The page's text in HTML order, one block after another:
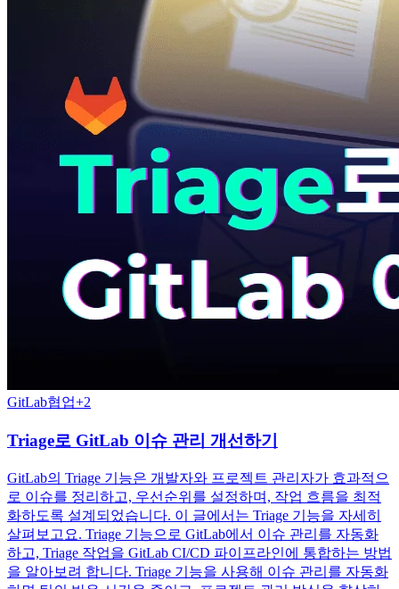
GitLab협업+2
Triage로 GitLab 이슈 관리 개선하기
GitLab의 Triage 기능은 개발자와 프로젝트 관리자가 효과적으
로 이슈를 정리하고, 우선순위를 설정하며, 작업 흐름을 최적
화하도록 설계되었습니다. 이 글에서는 Triage 기능을 자세히
살펴보고요. Triage 기능으로 GitLab에서 이슈 관리를 자동화
하고, Triage 작업을 GitLab CI/CD 파이프라인에 통합하는 방법
을 알아보려 합니다. Triage 기능을 사용해 이슈 관리를 자동화